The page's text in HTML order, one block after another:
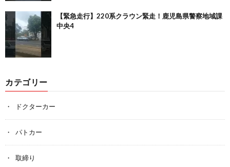
【緊急走行】220系クラウン緊走！鹿児島県警察地域課
中央4
カテゴリー
ドクターカー
パトカー
取締り